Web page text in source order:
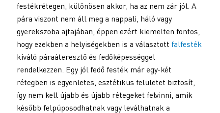
festékrétegen, különösen akkor, ha az nem zár jól. A
pára viszont nem áll meg a nappali, háló vagy
gyerekszoba ajtajában, éppen ezért kiemelten fontos,
hogy ezekben a helyiségekben is a választott falfesték
kiváló páraáteresztő és fedőképességgel
rendelkezzen. Egy jól fedő festék már egy-két
rétegben is egyenletes, esztétikus felületet biztosít,
így nem kell újabb és újabb rétegeket felvinni, amik
később felpúposodhatnak vagy leválhatnak a